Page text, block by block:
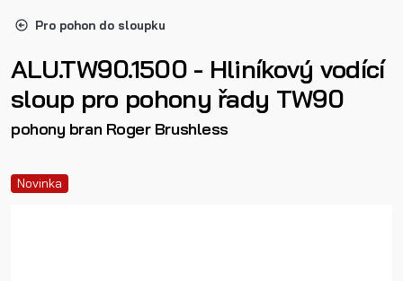
Pro pohon do sloupku
ALU.TW90.1500 - Hliníkový vodící
sloup pro pohony řady TW90
pohony bran Roger Brushless
Novinka